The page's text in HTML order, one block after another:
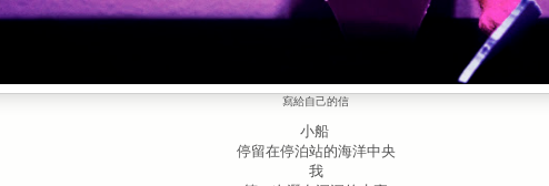
寫給自己的信
小船
停留在停泊站的海洋中央
我